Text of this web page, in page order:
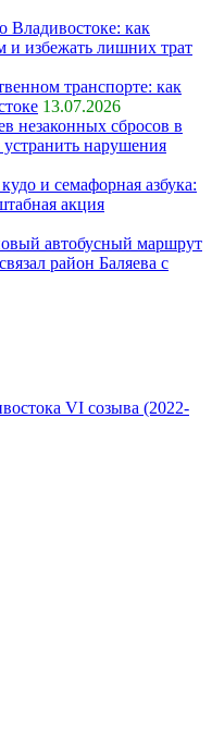
Владивостоке: как
и избежать лишних трат
транспорте: как
13.07.2026
незаконных сбросов в
нарушения
и семафорная азбука:
акция
автобусный маршрут
район Баляева с
VI созыва (2022-